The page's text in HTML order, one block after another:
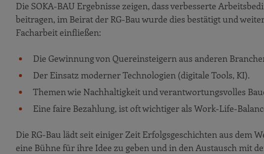
Die SOKA-BAU Ergebnisse zeigen, dass verbesserte
beitragen, im Beirat der RG-Bau wurde dies bestätigt und
Facharbeit einfließen:
Die Gewinnung von Quereinsteigern aus anderen
Der Einsatz moderner Technologien (digitale Tools, KI).
Themen wie Nachhaltigkeit und verantwortungsvolles
Eine faire Bezahlung, ist oft wichtiger als Work-Life-
Die RG-Bau lädt seit einiger Zeit Erfolgsgeschichten aus dem
eine Bühne für ihre Idee zu geben und in den Austausch mit